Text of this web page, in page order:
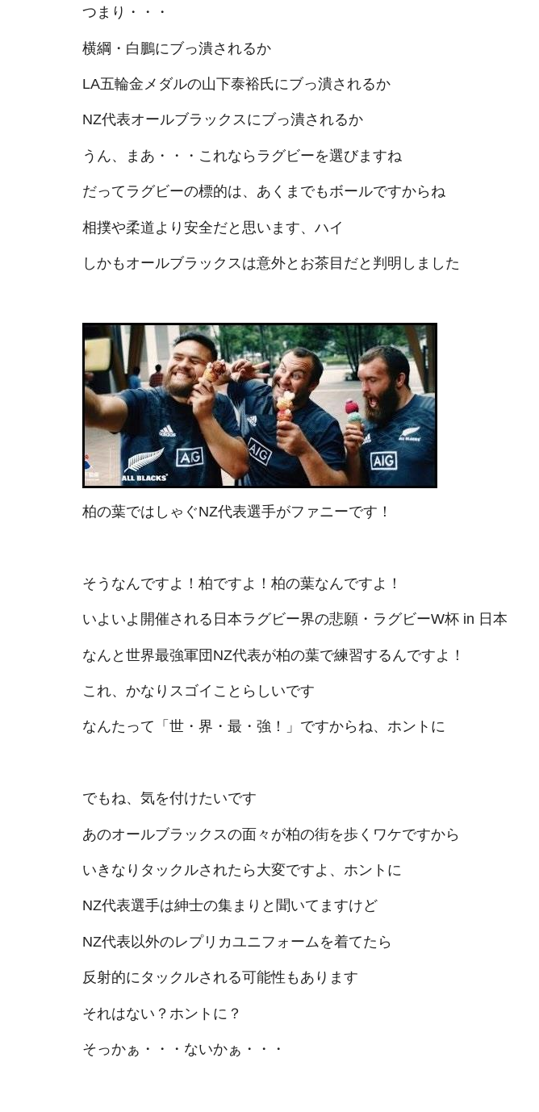
つまり・・・
横綱・白鵬にブっ潰されるか
LA五輪金メダルの山下泰裕氏にブっ潰されるか
NZ代表オールブラックスにブっ潰されるか
うん、まあ・・・これならラグビーを選びますね
だってラグビーの標的は、あくまでもボールですからね
相撲や柔道より安全だと思います、ハイ
しかもオールブラックスは意外とお茶目だと判明しました
柏の葉ではしゃぐNZ代表選手がファニーです！
そうなんですよ！柏ですよ！柏の葉なんですよ！
いよいよ開催される日本ラグビー界の悲願・ラグビーW杯 in 日本
なんと世界最強軍団NZ代表が柏の葉で練習するんですよ！
これ、かなりスゴイことらしいです
なんたって「世・界・最・強！」ですからね、ホントに
でもね、気を付けたいです
あのオールブラックスの面々が柏の街を歩くワケですから
いきなりタックルされたら大変ですよ、ホントに
NZ代表選手は紳士の集まりと聞いてますけど
NZ代表以外のレプリカユニフォームを着てたら
反射的にタックルされる可能性もあります
それはない？ホントに？
そっかぁ・・・ないかぁ・・・